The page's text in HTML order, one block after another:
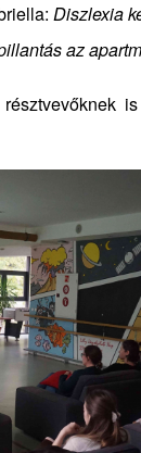
Diszlexia
az